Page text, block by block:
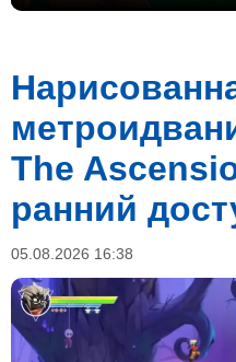
The
ранний
05.08.2026 16:38